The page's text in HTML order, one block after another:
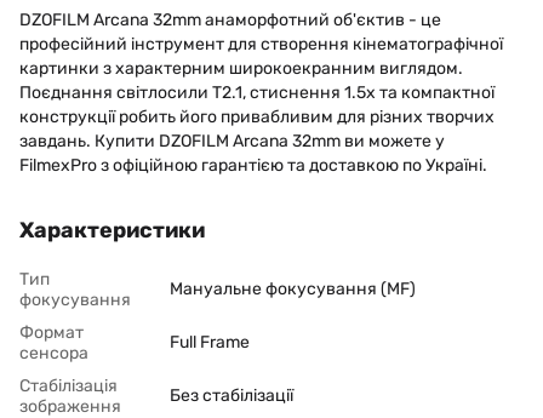
DZOFILM Arcana 32mm анаморфотний об'єктив - це
професійний інструмент для створення кінематографічної
картинки з характерним широкоекранним виглядом.
Поєднання світлосили T2.1, стиснення 1.5x та компактної
конструкції робить його привабливим для різних творчих
завдань. Купити DZOFILM Arcana 32mm ви можете у
FilmexPro з офіційною гарантією та доставкою по Україні.
Характеристики
Тип
фокусування
Мануальне фокусування (MF)
Формат
сенсора
Full Frame
Стабілізація
зображення
Без стабілізації